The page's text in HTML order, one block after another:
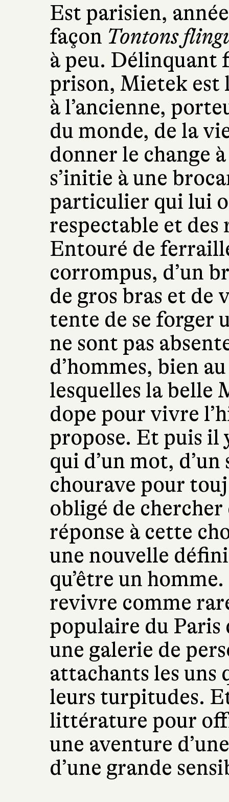
Est parisien,
façon Tontons
à peu. Délinquant
prison, Mietek est
à l’ancienne,
du monde, de la
donner le change
s’initie à une
particulier qui lui
respectable et
Entouré de
corrompus, d’un
de gros bras et de
tente de se forger
ne sont pas
d’hommes, bien
lesquelles la belle
dope pour vivre
propose. Et puis
qui d’un mot,
chourave pour
obligé de chercher
réponse à cette
une nouvelle
qu’être un
revivre comme
populaire du Paris
une galerie de
attachants les uns
leurs turpitudes.
littérature pour
une aventure
d’une grande